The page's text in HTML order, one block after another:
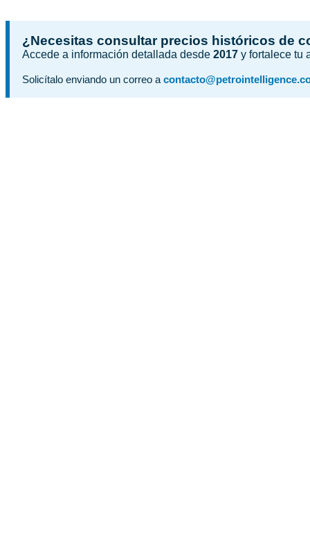
¿Necesitas consultar precios históricos de
Accede a información detallada desde 2017 y fortalece tu
Solicítalo enviando un correo a